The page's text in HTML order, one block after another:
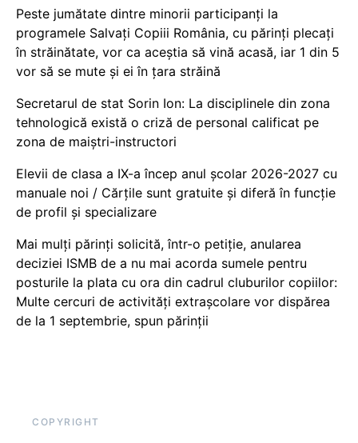
Peste jumătate dintre minorii participanți la
programele Salvați Copiii România, cu părinți plecați
în străinătate, vor ca aceștia să vină acasă, iar 1 din 5
vor să se mute și ei în țara străină
Secretarul de stat Sorin Ion: La disciplinele din zona
tehnologică există o criză de personal calificat pe
zona de maiștri-instructori
Elevii de clasa a IX-a încep anul școlar 2026-2027 cu
manuale noi / Cărțile sunt gratuite și diferă în funcție
de profil și specializare
Mai mulți părinți solicită, într-o petiție, anularea
deciziei ISMB de a nu mai acorda sumele pentru
posturile la plata cu ora din cadrul cluburilor copiilor:
Multe cercuri de activități extrașcolare vor dispărea
de la 1 septembrie, spun părinții
COPYRIGHT